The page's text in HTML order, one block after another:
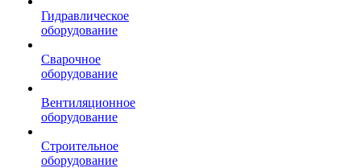
Гидравлическое
оборудование
Сварочное
оборудование
Вентиляционное
оборудование
Строительное
оборудование